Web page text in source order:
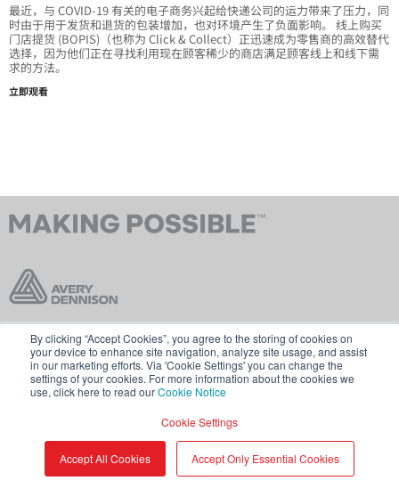
By clicking “Accept Cookies”, you agree to the storing of cookies on
your device to enhance site navigation, analyze site usage, and assist
in our marketing efforts. Via 'Cookie Settings' you can change the
settings of your cookies. For more information about the cookies we
use, click here to read ourCookie Notice
Cookie Settings
Accept All Cookies Accept Only Essential Cookies
最近，与 COVID-19 有关的电子商务兴起给快递公司的运力带来了压力，同
时由于用于发货和退货的包装增加，也对环境产生了负面影响。 线上购买
门店提货 (BOPIS)（也称为 Click & Collect）正迅速成为零售商的高效替代
选择，因为他们正在寻找利用现在顾客稀少的商店满足顾客线上和线下需
求的方法。
立即观看
联系我们
条款和条件
Cookie 政策
GDPR
访问 averydennison.com
© 2026 艾利丹尼森公司。